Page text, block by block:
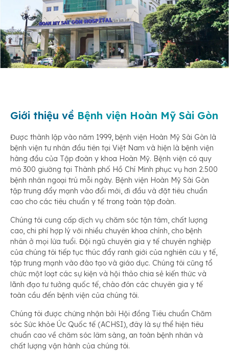
Giới thiệu về Bệnh viện Hoàn Mỹ Sài Gòn
Được thành lập vào năm 1999, bệnh viện Hoàn Mỹ Sài Gòn là
bệnh viện tư nhân đầu tiên tại Việt Nam và hiện là bệnh viện
hàng đầu của Tập đoàn y khoa Hoàn Mỹ. Bệnh viện có quy
mô 300 giường tại Thành phố Hồ Chí Minh phục vụ hơn 2.500
bệnh nhân ngoại trú mỗi ngày. Bệnh viện Hoàn Mỹ Sài Gòn
tập trung đẩy mạnh vào đổi mới, đi đầu và đặt tiêu chuẩn
cao cho các tiêu chuẩn y tế trong toàn tập đoàn.
Chúng tôi cung cấp dịch vụ chăm sóc tận tâm, chất lượng
cao, chi phí hợp lý với nhiều chuyên khoa chính, cho bệnh
nhân ở mọi lứa tuổi. Đội ngũ chuyên gia y tế chuyên nghiệp
của chúng tôi tiếp tục thúc đẩy ranh giới của nghiên cứu y tế,
tập trung mạnh vào đào tạo và giáo dục. Chúng tôi cũng tổ
chức một loạt các sự kiện và hội thảo chia sẻ kiến thức và
lãnh đạo tư tưởng quốc tế, chào đón các chuyên gia y tế
toàn cầu đến bệnh viện của chúng tôi.
Chúng tôi được chứng nhận bởi Hội đồng Tiêu chuẩn Chăm
sóc Sức khỏe Úc Quốc tế (ACHSI), đây là sự thể hiện tiêu
chuẩn cao về chăm sóc lâm sàng, an toàn bệnh nhân và
chất lượng vận hành của chúng tôi.